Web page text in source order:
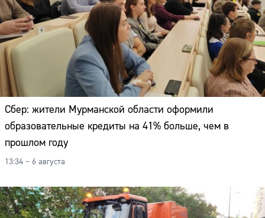
Сбер: жители Мурманской области оформили
образовательные кредиты на 41% больше, чем в
прошлом году
13:34 – 6 августа